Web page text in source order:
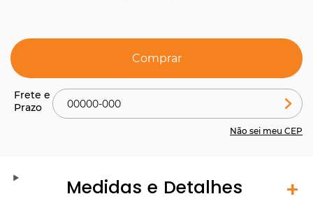
Comprar
Não sei meu CEP
Medidas e Detalhes